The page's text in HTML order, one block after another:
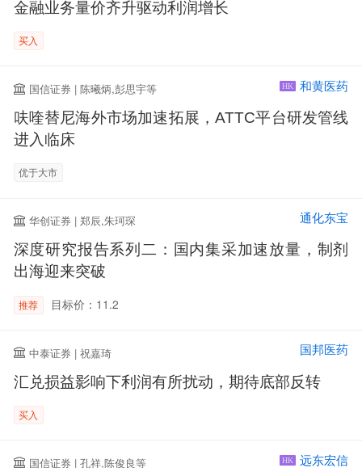
金融业务量价齐升驱动利润增长
买入
国信证券 | 陈曦炳,彭思宇等 HK 和黄医药
呋喹替尼海外市场加速拓展，ATTC平台研发管线
进入临床
优于大市
华创证券 | 郑辰,朱珂琛 通化东宝
深度研究报告系列二：国内集采加速放量，制剂
出海迎来突破
推荐 目标价：11.2
中泰证券 | 祝嘉琦 国邦医药
汇兑损益影响下利润有所扰动，期待底部反转
买入
国信证券 | 孔祥,陈俊良等 HK 远东宏信